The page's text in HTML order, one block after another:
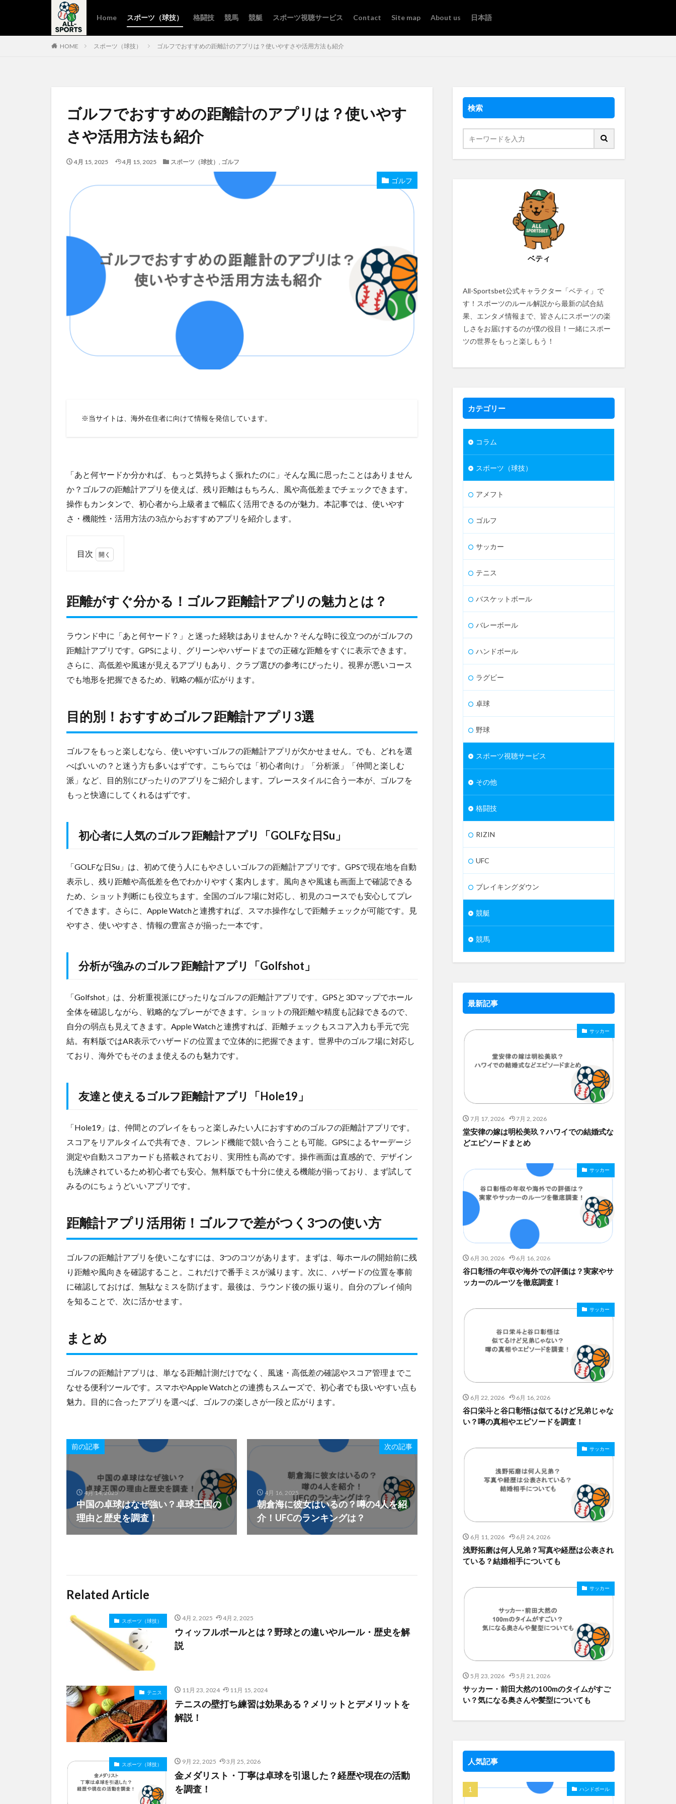
Home スポーツ（球技） 格闘技 競馬 競艇 スポーツ視聴サービス Contact Site map About us 日本語
HOME スポーツ（球技） ゴルフでおすすめの距離計のアプリは？使いやすさや活用方法も紹介
ゴルフでおすすめの距離計のアプリは？使いやす
さや活用方法も紹介
4月 15, 2025 4月 15, 2025 スポーツ（球技） , ゴルフ
ゴルフ
※当サイトは、海外在住者に向けて情報を発信しています。
「あと何ヤードか分かれば、もっと気持ちよく振れたのに」そんな風に思ったことはありません
か？ゴルフの距離計アプリを使えば、残り距離はもちろん、風や高低差までチェックできます。
操作もカンタンで、初心者から上級者まで幅広く活用できるのが魅力。本記事では、使いやす
さ・機能性・活用方法の3点からおすすめアプリを紹介します。
目次
ぐ分
ゴル
離計
アプ
リの
魅力
2
目的
おす
すめ
ゴル
離計
選
2.1
に人気
のゴル
フ距離
計アプ
リ
「GOLF
2.2
分析が
強みのゴルフ
「Golfshot」
2.3
友達
と使えるゴ
アプリ
「Hole19」
計ア
術！
ゴル
フで
差が
つく
の使
4
ま
と
距離がすぐ分かる！ゴルフ距離計アプリの魅力とは？
ラウンド中に「あと何ヤード？」と迷った経験はありませんか？そんな時に役立つのがゴルフの
距離計アプリです。GPSにより、グリーンやハザードまでの正確な距離をすぐに表示できます。
さらに、高低差や風速が見えるアプリもあり、クラブ選びの参考にぴったり。視界が悪いコース
でも地形を把握できるため、戦略の幅が広がります。
目的別！おすすめゴルフ距離計アプリ3選
ゴルフをもっと楽しむなら、使いやすいゴルフの距離計アプリが欠かせません。でも、どれを選
べばいいの？と迷う方も多いはずです。こちらでは「初心者向け」「分析派」「仲間と楽しむ
派」など、目的別にぴったりのアプリをご紹介します。プレースタイルに合う一本が、ゴルフを
もっと快適にしてくれるはずです。
初心者に人気のゴルフ距離計アプリ「GOLFな日Su」
「GOLFな日Su」は、初めて使う人にもやさしいゴルフの距離計アプリです。GPSで現在地を自動
表示し、残り距離や高低差を色でわかりやすく案内します。風向きや風速も画面上で確認できる
ため、ショット判断にも役立ちます。全国のゴルフ場に対応し、初見のコースでも安心してプレ
イできます。さらに、Apple Watchと連携すれば、スマホ操作なしで距離チェックが可能です。見
やすさ、使いやすさ、情報の豊富さが揃った一本です。
分析が強みのゴルフ距離計アプリ「Golfshot」
「Golfshot」は、分析重視派にぴったりなゴルフの距離計アプリです。GPSと3Dマップでホール
全体を確認しながら、戦略的なプレーができます。ショットの飛距離や精度も記録できるので、
自分の弱点も見えてきます。Apple Watchと連携すれば、距離チェックもスコア入力も手元で完
結。有料版ではAR表示でハザードの位置まで立体的に把握できます。世界中のゴルフ場に対応し
ており、海外でもそのまま使えるのも魅力です。
友達と使えるゴルフ距離計アプリ「Hole19」
「Hole19」は、仲間とのプレイをもっと楽しみたい人におすすめのゴルフの距離計アプリです。
スコアをリアルタイムで共有でき、フレンド機能で競い合うことも可能。GPSによるヤーデージ
測定や自動スコアカードも搭載されており、実用性も高めです。操作画面は直感的で、デザイン
も洗練されているため初心者でも安心。無料版でも十分に使える機能が揃っており、まず試して
みるのにちょうどいいアプリです。
距離計アプリ活用術！ゴルフで差がつく3つの使い方
ゴルフの距離計アプリを使いこなすには、3つのコツがあります。まずは、毎ホールの開始前に残
り距離や風向きを確認すること。これだけで番手ミスが減ります。次に、ハザードの位置を事前
に確認しておけば、無駄なミスを防げます。最後は、ラウンド後の振り返り。自分のプレイ傾向
を知ることで、次に活かせます。
まとめ
ゴルフの距離計アプリは、単なる距離計測だけでなく、風速・高低差の確認やスコア管理までこ
なせる便利ツールです。スマホやApple Watchとの連携もスムーズで、初心者でも扱いやすい点も
魅力。目的に合ったアプリを選べば、ゴルフの楽しさが一段と広がります。
前の記事
4月 14, 2025
中国の卓球はなぜ強い？卓球王国の
理由と歴史を調査！
次の記事
4月 16, 2025
朝倉海に彼女はいるの？噂の4人を紹
介！UFCのランキングは？
Related Article
スポーツ（球技） 4月 2, 2025 4月 2, 2025
ウィッフルボールとは？野球との違いやルール・歴史を解
説
テニス 11月 23, 2024 11月 15, 2024
テニスの壁打ち練習は効果ある？メリットとデメリットを
解説！
スポーツ（球技） 9月 22, 2025 3月 25, 2026
金メダリスト・丁寧は卓球を引退した？経歴や現在の活動
を調査！
検索
ベティ
All-Sportsbet公式キャラクター「ベティ」で
す！スポーツのルール解説から最新の試合結
果、エンタメ情報まで、皆さんにスポーツの楽
しさをお届けするのが僕の役目！一緒にスポー
ツの世界をもっと楽しもう！
カテゴリー
コラム
スポーツ（球技）
アメフト
ゴルフ
サッカー
テニス
バスケットボール
バレーボール
ハンドボール
ラグビー
卓球
野球
スポーツ視聴サービス
その他
格闘技
RIZIN
UFC
ブレイキングダウン
競艇
競馬
最新記事
サッカー
7月 17, 2026 7月 2, 2026
堂安律の嫁は明松美玖？ハワイでの結婚式な
どエピソードまとめ
サッカー
6月 30, 2026 6月 16, 2026
谷口彰悟の年収や海外での評価は？実家やサ
ッカーのルーツを徹底調査！
サッカー
6月 22, 2026 6月 16, 2026
谷口栄斗と谷口彰悟は似てるけど兄弟じゃな
い？噂の真相やエピソードを調査！
サッカー
6月 11, 2026 6月 24, 2026
浅野拓磨は何人兄弟？写真や経歴は公表され
ている？結婚相手についても
サッカー
5月 23, 2026 5月 21, 2026
サッカー・前田大然の100mのタイムがすご
い？気になる奥さんや髪型についても
人気記事
ハンドボール